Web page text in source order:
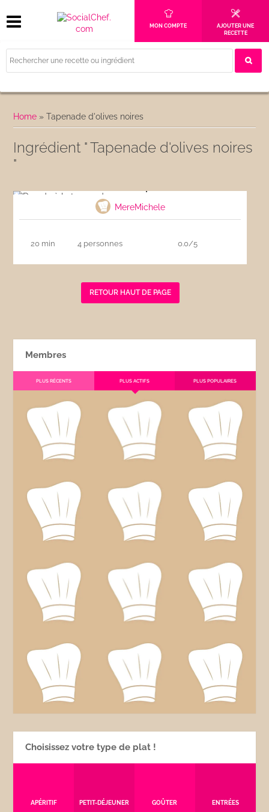
MON COMPTE
AJOUTER UNE
RECETTE
Home »Tapenade d'olives noires
Ingrédient " Tapenade d'olives noires
"
MereMichele
20 min 4 personnes 0.0/5
RETOUR HAUT DE PAGE
Membres
PLUS RÉCENTS PLUS ACTIFS PLUS POPULAIRES
Choisissez votre type de plat !
APÉRITIF PETIT-DÉJEUNER GOÛTER ENTRÉES